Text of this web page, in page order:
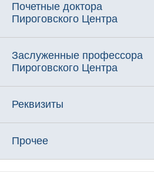
Почетные доктора
Пироговского Центра
Заслуженные профессора
Пироговского Центра
Реквизиты
Прочее